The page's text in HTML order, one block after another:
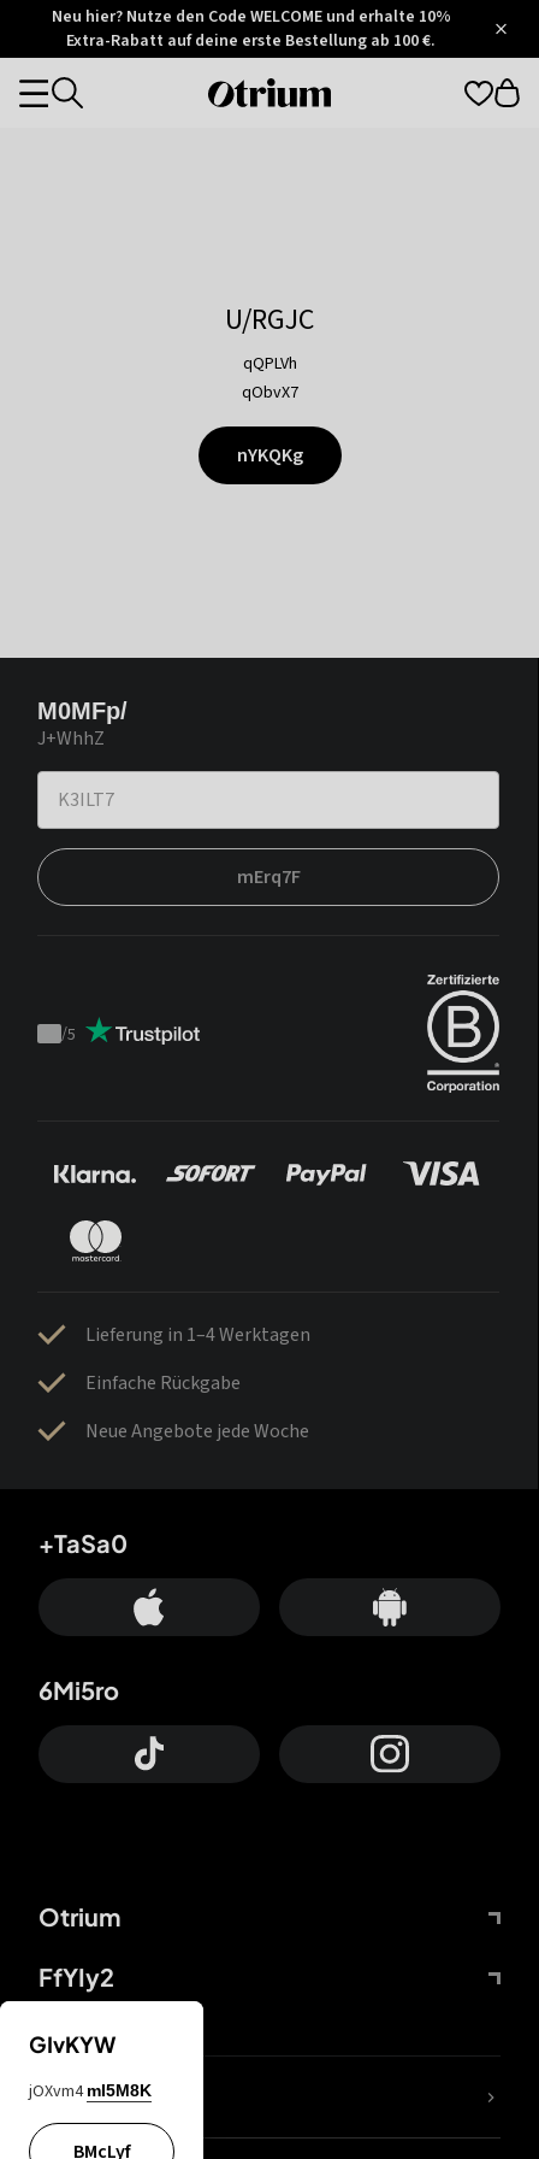
Otrium
Trustpilot
Neu hier? Nutze den Code WELCOME und erhalte 10%
Extra-Rabatt auf deine erste Bestellung ab 100 €.
Otrium
Categories
U/RGJC
qQPLVh
qObvX7
nYKQKg
M0MFp/
J+WhhZ
mErq7F
Trustpilot
/5
Lieferung in 1–4 Werktagen
Einfache Rückgabe
Neue Angebote jede Woche
Otrium
FfYIy2
+TaSa0
6Mi5ro
DDcvSo
GIvKYW
jOXvm4 mI5M8K
BMcLyf